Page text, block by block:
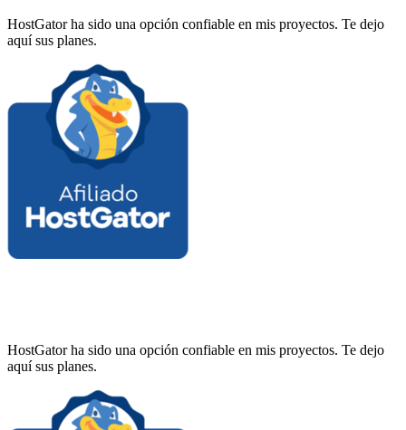
HostGator ha sido una opción confiable en mis proyectos. Te dejo
aquí sus planes.
HostGator ha sido una opción confiable en mis proyectos. Te dejo
aquí sus planes.